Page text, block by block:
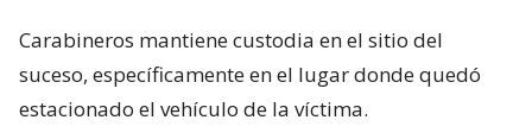
Carabineros mantiene custodia en el sitio del
suceso, específicamente en el lugar donde quedó
estacionado el vehículo de la víctima.